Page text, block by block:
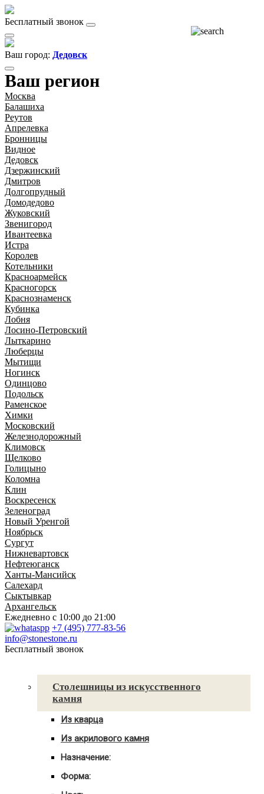
Бесплатный звонок
Ваш город: Дедовск
Ваш регион
Москва
Балашиха
Реутов
Апрелевка
Бронницы
Видное
Дедовск
Дзержинский
Дмитров
Долгопрудный
Домодедово
Жуковский
Звенигород
Ивантеевка
Истра
Королев
Котельники
Красноармейск
Красногорск
Краснознаменск
Кубинка
Лобня
Лосино-Петровский
Лыткарино
Люберцы
Мытищи
Ногинск
Одинцово
Подольск
Раменское
Химки
Московский
Железнодорожный
Климовск
Щелково
Голицыно
Коломна
Клин
Воскресенск
Зеленоград
Новый Уренгой
Ноябрьск
Сургут
Нижневартовск
Нефтеюганск
Ханты-Мансийск
Салехард
Сыктывкар
Архангельск
Ежедневно с 10:00 до 21:00
+7 (495) 777-83-56
info@stonestone.ru
Бесплатный звонок
Столешницы из искусственного
камня
Из кварца
Для ванны
С мойкой
Из акрилового камня
Для ванны
С мойкой
Назначение:
Для ванной
Форма: